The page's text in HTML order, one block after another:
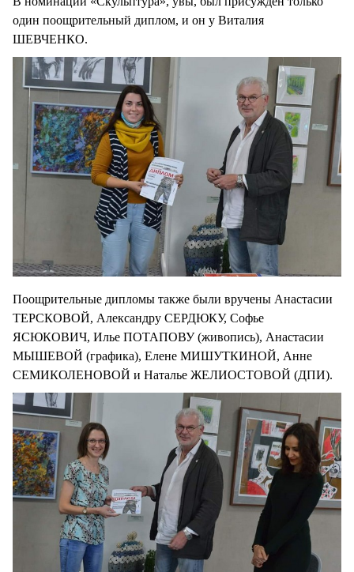
один поощрительный диплом, и он у Виталия
ШЕВЧЕНКО.
Поощрительные дипломы также были вручены Анастасии
ТЕРСКОВОЙ, Александру СЕРДЮКУ, Софье
ЯСЮКОВИЧ, Илье ПОТАПОВУ (живопись), Анастасии
МЫШЕВОЙ (графика), Елене МИШУТКИНОЙ, Анне
СЕМИКОЛЕНОВОЙ и Наталье ЖЕЛИОСТОВОЙ (ДПИ).